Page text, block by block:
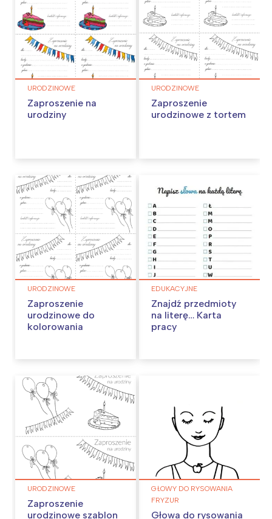
URODZINOWE
Zaproszenie na
urodziny
URODZINOWE
Zaproszenie
urodzinowe z tortem
URODZINOWE
Zaproszenie
urodzinowe do
kolorowania
EDUKACYJNE
Znajdź przedmioty
na literę… Karta
pracy
URODZINOWE
Zaproszenie
urodzinowe szablon
GŁOWY DO RYSOWANIA
FRYZUR
Głowa do rysowania